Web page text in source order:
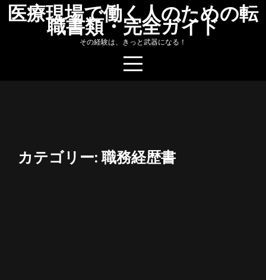
Skip
to医療現場で働く人のための転
職書類・完全ガイド
その経験は、きっと武器になる！
カテゴリー: 職務経歴書